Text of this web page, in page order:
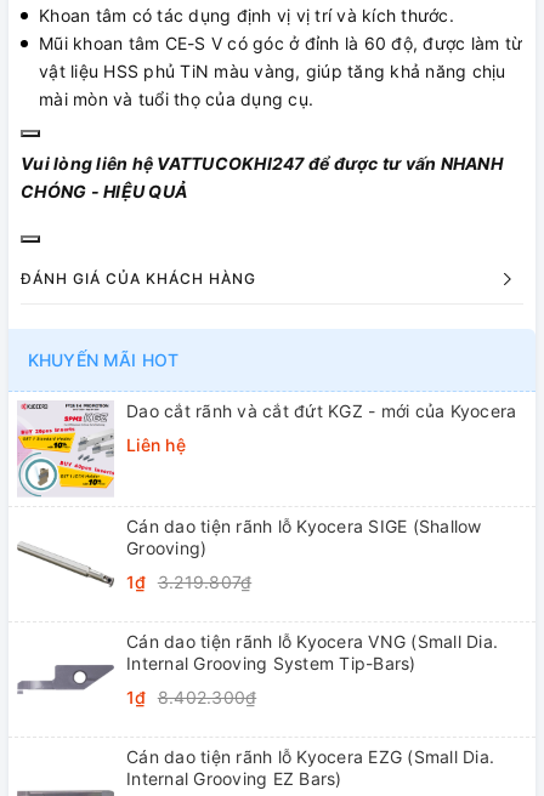
Khoan tâm có tác dụng định vị vị trí và kích thước.
Mũi khoan tâm CE-S V có góc ở đỉnh là 60 độ, được làm từ
vật liệu HSS phủ TiN màu vàng, giúp tăng khả năng chịu
mài mòn và tuổi thọ của dụng cụ.
Vui lòng liên hệ VATTUCOKHI247 để được tư vấn NHANH
CHÓNG - HIỆU QUẢ
ĐÁNH GIÁ CỦA KHÁCH HÀNG
KHUYẾN MÃI HOT
Dao cắt rãnh và cắt đứt KGZ - mới của Kyocera
Liên hệ
Cán dao tiện rãnh lỗ Kyocera SIGE (Shallow
Grooving)
1₫ 3.219.807₫
Cán dao tiện rãnh lỗ Kyocera VNG (Small Dia.
Internal Grooving System Tip-Bars)
1₫ 8.402.300₫
Cán dao tiện rãnh lỗ Kyocera EZG (Small Dia.
Internal Grooving EZ Bars)